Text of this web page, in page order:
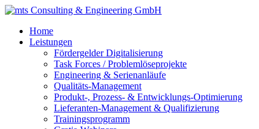
Home
Leistungen
Fördergelder Digitalisierung
Task Forces / Problemlöseprojekte
Engineering & Serienanläufe
Qualitäts-Management
Produkt-, Prozess- & Entwicklungs-Optimierung
Lieferanten-Management & Qualifizierung
Trainingsprogramm